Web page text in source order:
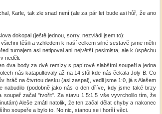
Karle, tak zle snad není (ale za pár let bude asi hůř, že ano
dokopal (ještě jednou, sorry, nezvládl jsem to):
těšili a vzhledem k naší celkem silné sestavě jsme měli i
turnajem asi netipoval ani největší pesimista, ale k úspěchu
neděli.
dva body za dvě remízy s papírově slabšími soupeři a jedna
nás katapultovaly až na 14 stůl kde nás čekala Joly B. Co
hráč na čtvrtou desku (asi zaspal), vedli jsme 1:0, já s Alešem
nabudilo (podobně jako nás o den dříve, kdy jsme také brzy
soupeř začal "tvořit". Za stavu 1,5:1,5 vše vyvrcholilo tím, že
Aleše zmátl natolik, že ten začal dělat chyby a nakonec
soupeře a bylo to. No nic, stanou se i horší věci.